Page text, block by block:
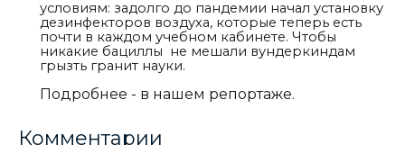
условиям: задолго до пандемии начал установку
дезинфекторов воздуха, которые теперь есть
почти в каждом учебном кабинете. Чтобы
никакие бациллы не мешали вундеркиндам
грызть гранит науки.
Подробнее - в нашем репортаже.
Комментарии